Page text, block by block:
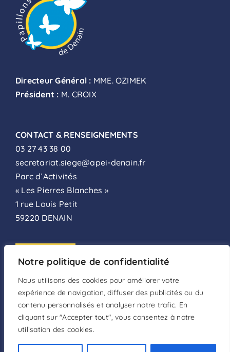
Notre politique de confidentialité
Nous utilisons des cookies pour améliorer votre
expérience de navigation, diffuser des publicités ou du
contenu personnalisés et analyser notre trafic. En
cliquant sur "Accepter tout", vous consentez à notre
utilisation des cookies.
Directeur Général : MME. OZIMEK
Président : M. CROIX
CONTACT & RENSEIGNEMENTS
03 27 43 38 00
secretariat.siege@apei-denain.fr
Parc d’Activités
« Les Pierres Blanches »
1 rue Louis Petit
59220 DENAIN
FAIRE UN DON
DEVENIR BÉNÉVOLE